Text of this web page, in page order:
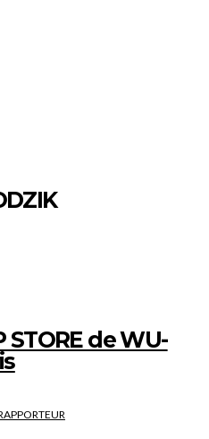
STORE de WU-